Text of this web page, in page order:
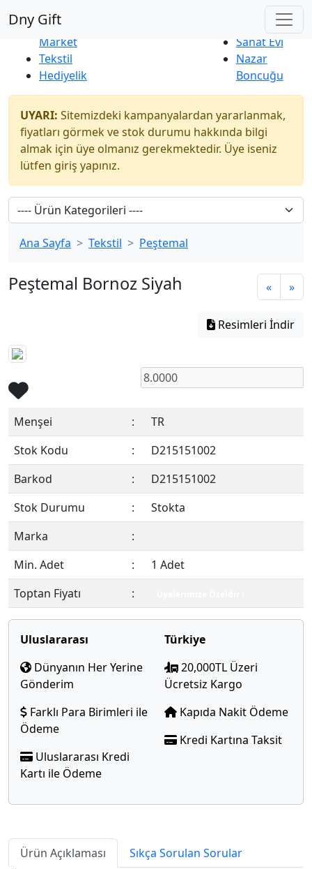
Dny Gift
Yeni Ürünler
İndirim
Market
Tekstil
Hediyelik
Sanat Evi
Nazar
Boncuğu
UYARI: Sitemizdeki kampanyalardan yararlanmak,
fiyatları görmek ve stok durumu hakkında bilgi
almak için üye olmanız gerekmektedir. Üye iseniz
lütfen giriş yapınız.
Ana Sayfa Tekstil Peştemal
Peştemal Bornoz Siyah « »
Resimleri İndir
Menşei :
TR
Stok Kodu
:
D215151002
Barkod
:
D215151002
Stok Durumu
:
Stokta
Marka
:
Min. Adet
:
1 Adet
Toptan Fiyatı
:
Uluslararası
Dünyanın Her Yerine
Gönderim
Farklı Para Birimleri ile
Ödeme
Uluslararası Kredi
Kartı ile Ödeme
Türkiye
20,000TL Üzeri
Ücretsiz Kargo
Kapıda Nakit Ödeme
Kredi Kartına Taksit
Ürün Açıklaması Sıkça Sorulan Sorular